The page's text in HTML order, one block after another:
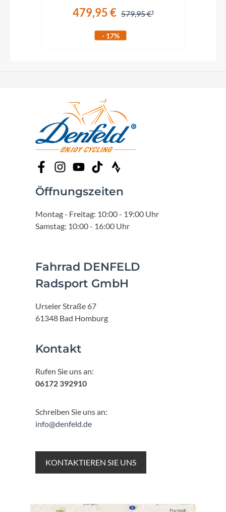
479,95 € 579,95 €
- 17%
Öffnungszeiten
Montag - Freitag: 10:00 - 19:00 Uhr
Samstag: 10:00 - 16:00 Uhr
Fahrrad DENFELD
Radsport GmbH
Urseler Straße 67
61348 Bad Homburg
Kontakt
Rufen Sie uns an:
06172 392910
Schreiben Sie uns an:
info@denfeld.de
KONTAKTIEREN SIE UNS